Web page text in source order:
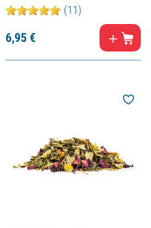
(11)
6,95€